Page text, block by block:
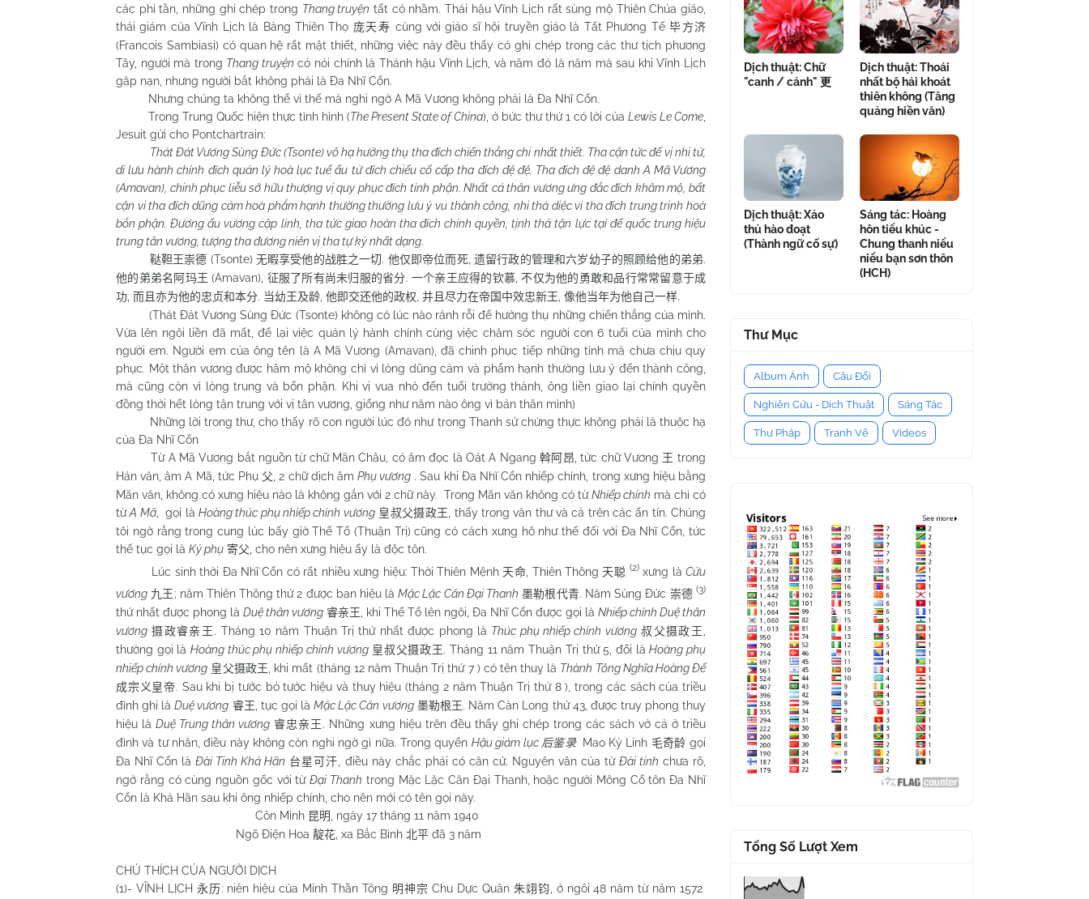
các phi tần, những ghi chép trong Thang truyện tất có nhầm. Thái hậu Vĩnh Lịch rất sùng mộ Thiên Chúa giáo,
thái giám của Vĩnh Lịch là Bàng Thiên Thọ 庞天寿 cùng với giáo sĩ hội truyền giáo là Tất Phương Tế毕方济
(Francois Sambiasi) có quan hệ rất mật thiết, những việc này đều thấy có ghi chép trong các thư tịch phương
Tây, người mà trong Thang truyện có nói chính là Thánh hậu Vĩnh Lịch, và năm đó là năm mà sau khi Vĩnh Lịch
gặp nạn, nhưng người bắt không phải là Đa Nhĩ Cổn.
Nhưng chúng ta không thể vì thế mà nghi ngờ A Mã Vương không phải là Đa Nhĩ Cổn.
Trong Trung Quốc hiện thực tình hình (The Present State of China), ở bức thư thứ 1 có lời của Lewis Le Come
Jesuit gửi cho Pontchartrain:
Thát Đát Vương Sùng Đức (Tsonte) vô hạ hưởng thụ tha đích chiến thắng chi nhất thiết. Tha cận tức đế vị nhi tử,
di lưu hành chính đích quản lý hoà lục tuế ấu tử đích chiếu cố cấp tha đích đệ đệ. Tha đích đệ đệ danh A Mã Vương
(Amavan), chinh phục liễu sở hữu thượng vị quy phục đích tỉnh phận. Nhất cá thân vương ưng đắc đích khâm mộ, bất
cận vi tha đích dũng cảm hoà phẩm hạnh thường thường lưu ý vu thành công, nhi thả diệc vi tha đích trung trinh hoà
bổn phận. Đương ấu vương cập linh, tha tức giao hoàn tha đích chính quyền, tịnh thả tận lực tại đế quốc trung hiệu
trung tân vương, tượng tha đương niên vị tha tự kỷ nhất dạng.
鞑靼王崇德 (Tsonte) 无暇享受他的战胜之一切. 他仅即帝位而死, 遗留行政的管理和六岁幼子的照顾给他的弟弟.
他的弟弟名阿玛王 (Amavan), 征服了所有尚未归服的省分. 一个亲王应得的钦慕 不仅为他的勇敢和品行常常留意于成
功 而且亦为他的忠贞和本分. 当幼王及龄 他即交还他的政权 并且尽力在帝国中效忠新王 像他当年为他自己一样.
(Thát Đát Vương Sùng Đức (Tsonte) không có lúc nào rảnh rỗi để hưởng thụ những chiến thắng của mình.
Vừa lên ngôi liền đã mất, để lại việc quản lý hành chính cùng việc chăm sóc người con 6 tuổi của mình cho
người em. Người em của ông tên là A Mã Vương (Amavan), đã chinh phục tiếp những tỉnh mà chưa chịu quy
phục. Một thân vương được hâm mộ không chỉ vì lòng dũng cảm và phẩm hạnh thường lưu ý đến thành công,
mà cũng còn vì lòng trung và bổn phận. Khi vị vua nhỏ đến tuổi trưởng thành, ông liền giao lại chính quyền
đồng thời hết lòng tận trung với vị tân vương, giống như năm nào ông vì bản thân mình)
Những lời trong thư, cho thấy rõ con người lúc đó như trong Thanh sử chứng thực không phải là thuộc hạ
của Đa Nhĩ Cổn
Từ A Mã Vương bắt nguồn từ chữ Mãn Châu, có âm đọc là Oát A Ngang 斡阿昂 , tức chữ Vương 王 trong
Hán văn, âm A Mã, tức Phụ 父 , 2 chữ dịch âmPhụ vương . Sau khi Đa Nhĩ Cổn nhiếp chính, trong xưng hiệu bằng
Mãn văn, không có xưng hiệu nào là không gắn với 2 chữ này. Trong Mãn văn không có từNhiếp chính mà chỉ có
từA Mã, gọi làHoàng thúc phụ nhiếp chính vương 皇叔父摄政王 , thấy trong văn thư và cả trên các ấn tín. Chúng
tôi ngờ rằng trong cung lúc bấy giờ Thế Tổ (Thuận Trị) cũng có cách xưng hô như thế đối với Đa Nhĩ Cổn, tức
thế tục gọi là Ký phụ 寄父 , cho nên xưng hiệu ấy là độc tôn.
Lúc sinh thời Đa Nhĩ Cổn có rất nhiều xưng hiệu: Thời Thiên Mệnh 天命 , Thiên Thông 天聪 (2)xưng làCửu
vương 九王 ; năm Thiên Thông thứ 2 được ban hiệu làMặc Lặc Căn Đại Thanh 墨勒根代青. Năm Sùng Đức 崇德 (3)
thứ nhất được phong là Duệ thân vương 睿亲王 , khi Thế Tổ lên ngôi, Đa Nhĩ Cổn được gọi là Nhiếp chính Duệ thân
vương 摄政睿亲王 . Tháng 10 năm Thuận Trị thứ nhất được phong là Thúc phụ nhiếp chính vương 叔父摄政王
thường gọi làHoàng thúc phụ nhiếp chính vương 皇叔父摄政王 . Tháng 11 năm Thuận Trị thứ 5, đổi làHoàng phụ
nhiếp chính vương 皇父摄政王 , khi mất (tháng 12 năm Thuận Trị thứ 7 ) có tên thuỵ là Thành Tông Nghĩa Hoàng Đế
成宗义皇帝 . Sau khi bị tước bỏ tước hiệu và thuỵ hiệu (tháng 2 năm Thuận Trị thứ 8 ), trong các sách của triều
đình ghi làDuệ vương 睿王 , tục gọi làMặc Lặc Căn vương 墨勒根王 . Năm Càn Long thứ 43, được truy phong thuỵ
hiệu làDuệ Trung thân vương 睿忠亲王 . Những xưng hiệu trên đều thấy ghi chép trong các sách vở cả ở triều
đình và tư nhân, điều này không còn nghi ngờ gì nữa. Trong quyển Hậu giám lục 后鉴录 Mao Kỳ Linh 毛奇龄 gọi
Đa Nhĩ Cổn làĐài Tinh Khả Hãn 台星可汗 , điều này chắc phải có căn cứ. Nguyên văn của từ Đài tinh chưa rõ,
ngờ rằng có cùng nguồn gốc với từĐại Thanh trong Mặc Lặc Căn Đại Thanh, hoặc người Mông Cổ tôn Đa Nhĩ
Cổn là Khả Hãn sau khi ông nhiếp chính, cho nên mới có tên gọi này.
Côn Minh 昆明
, ngày 17 tháng 11 năm 1940
Ngõ Điện Hoa 靛花 , xa Bắc Bình 北平 đã 3 năm
CHÚ THÍCH CỦA NGƯỜI DỊCH
(1)- VĨNH LỊCH 永历 : niên hiệu của Minh Thần Tông 明神宗 Chu Dực Quân朱翊钧 , ở ngôi 48 năm từ năm 1572
Dịch thuật: Chữ
"canh / cánh" 更
Dịch thuật: Thoái
nhất bộ hải khoát
thiên không (Tăng
quảng hiền văn)
Dịch thuật: Xảo
thủ hào đoạt
(Thành ngữ cố sự)
Sáng tác: Hoàng
hôn tiểu khúc -
Chung thanh niểu
niểu bạn sơn thôn
(HCH)
Thư Mục
Album Ảnh Câu Đối
Nghiên Cứu - Dịch Thuật Sáng Tác
Thư Pháp Tranh Vẽ Videos
Tổng Số Lượt Xem